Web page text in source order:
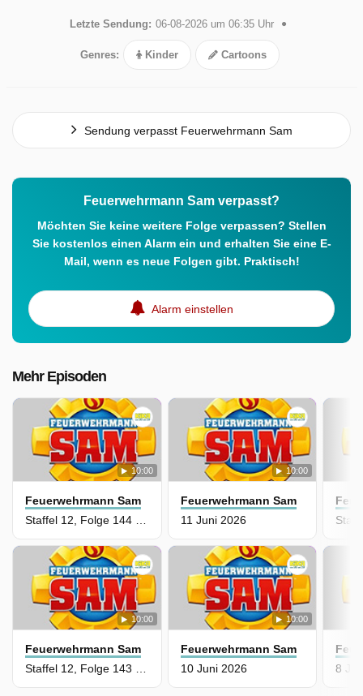
Letzte Sendung: 06-08-2026 um 06:35 Uhr
Genres: Kinder Cartoons
Sendung verpasst Feuerwehrmann Sam
Feuerwehrmann Sam verpasst?
Möchten Sie keine weitere Folge verpassen? Stellen
Sie kostenlos einen Alarm ein und erhalten Sie eine E-
Mail, wenn es neue Folgen gibt. Praktisch!
Alarm einstellen
Mehr Episoden
10:00
Feuerwehrmann Sam
Staffel 12, Folge 144 - Ein wirklich scharfer Snack
10:00
Feuerwehrmann Sam
11 Juni 2026
10:00
Feuerwehrmann Sam
10:00
Feuerwehrmann Sam
10 Juni 2026
8